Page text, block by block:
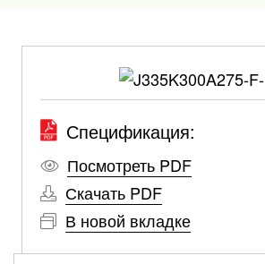
Спецификация:
Посмотреть PDF
Скачать PDF
В новой вкладке